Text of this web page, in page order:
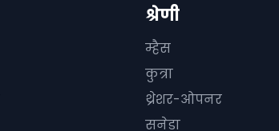
श्रेणी
म्हैस
कुत्रा
थ्रेशर-ओपनर
सनेडा